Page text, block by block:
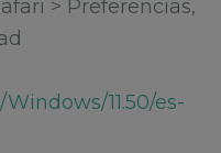
> Preferencias,
11.50/es-